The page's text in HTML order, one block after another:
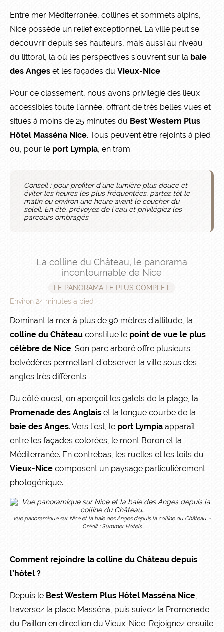
Entre mer Méditerranée, collines et sommets alpins,
Nice possède un relief exceptionnel. La ville peut se
découvrir depuis ses hauteurs, mais aussi au niveau
du littoral, là où les perspectives s’ouvrent sur la baie
des Anges et les façades du Vieux-Nice.
Pour ce classement, nous avons privilégié des lieux
accessibles toute l’année, offrant de très belles vues et
situés à moins de 25 minutes du Best Western Plus
Hôtel Masséna Nice. Tous peuvent être rejoints à pied
ou, pour le port Lympia, en tram.
Conseil : pour profiter d’une lumière plus douce et
éviter les heures les plus fréquentées, partez tôt le
matin ou environ une heure avant le coucher du
soleil. En été, prévoyez de l’eau et privilégiez les
parcours ombragés.
La colline du Château, le panorama
incontournable de Nice
LE PANORAMA LE PLUS COMPLET
Environ 24 minutes à pied
Dominant la mer à plus de 90 mètres d’altitude, la
colline du Château constitue le point de vue le plus
célèbre de Nice. Son parc arboré offre plusieurs
belvédères permettant d’observer la ville sous des
angles très différents.
Du côté ouest, on aperçoit les galets de la plage, la
Promenade des Anglais et la longue courbe de la
baie des Anges. Vers l’est, le port Lympia apparaît
entre les façades colorées, le mont Boron et la
Méditerranée. En contrebas, les ruelles et les toits du
Vieux-Nice composent un paysage particulièrement
photogénique.
Vue panoramique sur Nice et la baie des Anges depuis la colline du Château. -
Crédit : Summer Hotels
Comment rejoindre la colline du Château depuis
l’hôtel ?
Depuis le Best Western Plus Hôtel Masséna Nice,
traversez la place Masséna, puis suivez la Promenade
du Paillon en direction du Vieux-Nice. Rejoignez ensuite